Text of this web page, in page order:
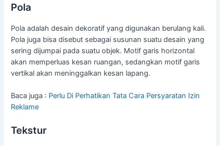
Pola
Pola adalah desain dekoratif yang digunakan berulang kali.
Pola juga bisa disebut sebagai susunan suatu desain yang
sering dijumpai pada suatu objek. Motif garis horizontal
akan memperluas kesan ruangan, sedangkan motif garis
vertikal akan meninggalkan kesan lapang.
Baca juga : Perlu Di Perhatikan Tata Cara Persyaratan Izin
Reklame
Tekstur